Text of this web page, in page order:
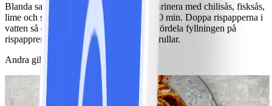
Blanda samman räkor och grönsaker, marinera med chilisås, fisksås,
lime och socker. Låt det stå i kyl minst 30 min. Doppa rispapperna i
vatten så de blir mjuka och följsamma. Fördela fyllningen på
rispappren och vik/rulla ihop till fina vårrullar.
Andra gillade också